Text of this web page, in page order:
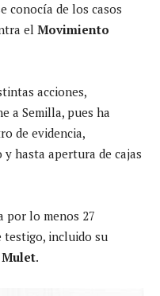
conocía de los casos
el Movimiento
acciones,
a Semilla, pues ha
de evidencia,
hasta apertura de cajas
por lo menos 27
testigo, incluido su
.